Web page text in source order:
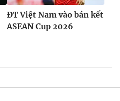
ĐT Việt Nam vào bán kết
ASEAN Cup 2026